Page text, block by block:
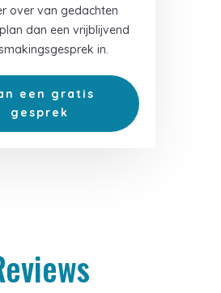
over van gedachten
dan een vrijblijvend
in.
een gratis
gesprek